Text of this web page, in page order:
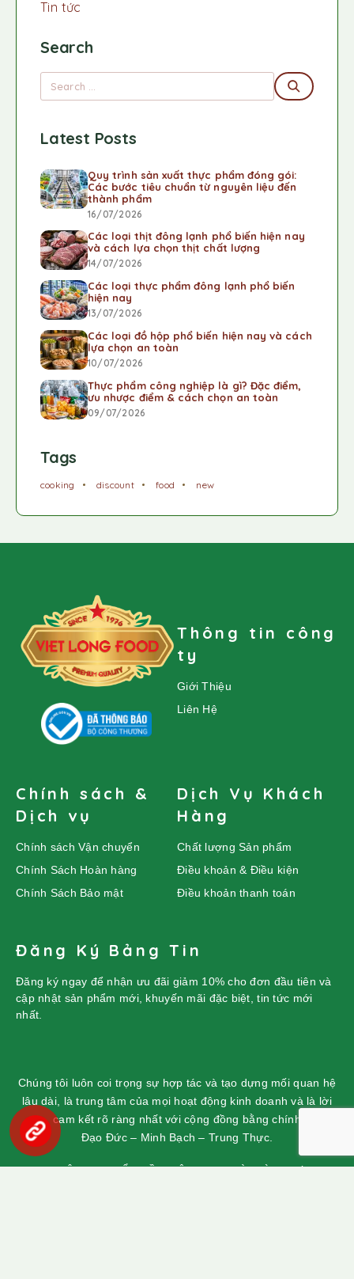
Tin tức
Search
Latest Posts
Quy trình sản xuất thực phẩm đóng gói:
Các bước tiêu chuẩn từ nguyên liệu đến
thành phẩm
16/07/2026
Các loại thịt đông lạnh phổ biến hiện nay
và cách lựa chọn thịt chất lượng
14/07/2026
Các loại thực phẩm đông lạnh phổ biến
hiện nay
13/07/2026
Các loại đồ hộp phổ biến hiện nay và cách
lựa chọn an toàn
10/07/2026
Thực phẩm công nghiệp là gì? Đặc điểm,
ưu nhược điểm & cách chọn an toàn
09/07/2026
Tags
cooking discount food new
Thông tin công
ty
Giới Thiệu
Liên Hệ
Chính sách &
Dịch vụ
Chính sách Vận chuyển
Chính Sách Hoàn hàng
Chính Sách Bảo mật
Dịch Vụ Khách
Hàng
Chất lượng Sản phẩm
Điều khoản & Điều kiện
Điều khoản thanh toán
Đăng Ký Bảng Tin
Đăng ký ngay để nhận ưu đãi giảm 10% cho đơn đầu tiên và
cập nhật sản phẩm mới, khuyến mãi đặc biệt, tin tức mới
nhất.
Chúng tôi luôn coi trọng sự hợp tác và tạo dựng mối quan hệ
lâu dài, là trung tâm của mọi hoạt động kinh doanh và là lời
cam kết rõ ràng nhất với cộng đồng bằng chính
Đạo Đức – Minh Bạch – Trung Thực.
© 2025 CÔNG TY CỔ PHẦN VIỆT LONG SÀI GÒN | Số ĐKKD